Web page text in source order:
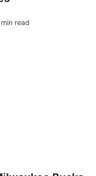
min read